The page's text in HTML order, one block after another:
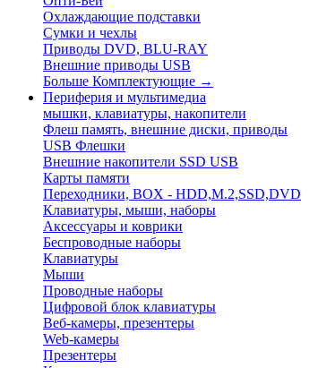
Охлаждающие подставки
Сумки и чехлы
Приводы DVD, BLU-RAY
Внешние приводы USB
Больше Комплектующие →
Периферия и мультимедиа
мышки, клавиатуры, накопители
Флеш память, внешние диски, приводы
USB Флешки
Внешние накопители SSD USB
Карты памяти
Переходники, BOX - HDD,M.2,SSD,DVD
Клавиатуры, мыши, наборы
Аксессуары и коврики
Беспроводные наборы
Клавиатуры
Мыши
Проводные наборы
Цифровой блок клавиатуры
Веб-камеры, презентеры
Web-камеры
Презентеры